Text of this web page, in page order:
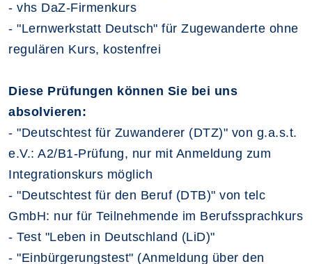
- vhs DaZ-Firmenkurs
- "Lernwerkstatt Deutsch" für Zugewanderte ohne
regulären Kurs, kostenfrei
Diese Prüfungen können Sie bei uns
absolvieren:
- "Deutschtest für Zuwanderer (DTZ)" von g.a.s.t.
e.V.: A2/B1-Prüfung, nur mit Anmeldung zum
Integrationskurs möglich
- "Deutschtest für den Beruf (DTB)" von telc
GmbH: nur für Teilnehmende im Berufssprachkurs
- Test "Leben in Deutschland (LiD)"
- "Einbürgerungstest" (Anmeldung über den